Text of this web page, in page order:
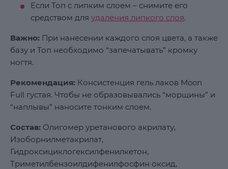
Если Топ с липким слоем – снимите его
средством для удаления липкого слоя.
Важно: При нанесении каждого слоя цвета, а также
базу и Топ необходимо “запечатывать” кромку
ногтя.
Рекомендация: Консистенция гель лаков Moon
Full густая. Чтобы не образовывались “морщины” и
“наплывы” наносите тонким слоем.
Состав: Олигомер уретанового акрилату,
Изоборнилметакрилат,
Гидроксициклогексилфенилкетон,
Триметилбензоилдифенилфосфин оксид,